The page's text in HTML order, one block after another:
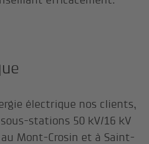
électrique nos clients,
stations 50 kV/16 kV
Mont-Crosin et à Saint-